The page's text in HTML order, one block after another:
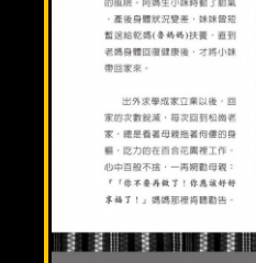
溫馨三人房(3人)
優質親子房(4人)
精緻全家福(6人)
渡假小木屋(6人)
週邊景點